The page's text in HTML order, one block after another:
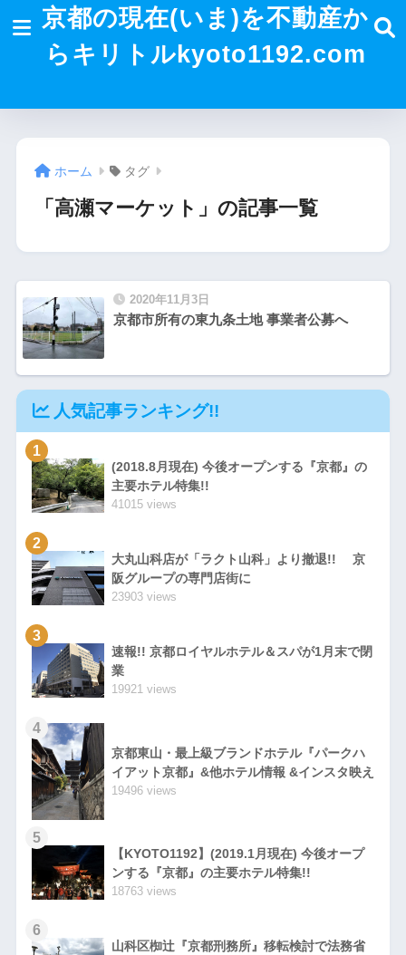
京都の現在(いま)を不動産か
らキリトルkyoto1192.com
ホーム タグ
「高瀬マーケット」の記事一覧
2020年11月3日
京都市所有の東九条土地 事業者公募へ
人気記事ランキング!!
1
(2018.8月現在) 今後オープンする『京都』の
主要ホテル特集!!
41015 views
2
大丸山科店が「ラクト山科」より撤退!! 京
阪グループの専門店街に
23903 views
3
速報!! 京都ロイヤルホテル＆スパが1月末で閉
業
19921 views
4
京都東山・最上級ブランドホテル『パークハ
イアット京都』&他ホテル情報 &インスタ映え
19496 views
5
【KYOTO1192】(2019.1月現在) 今後オープ
ンする『京都』の主要ホテル特集!!
18763 views
6
山科区椥辻『京都刑務所』移転検討で法務省